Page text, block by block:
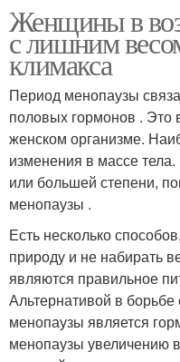
Женщины в
с лишним
климакса
Период менопаузы
половых гормонов . Это
женском организме.
изменения в массе
или большей степени,
менопаузы .
Есть несколько
природу и не набирать
являются правильное
Альтернативой в
менопаузы является
менопаузы увеличению